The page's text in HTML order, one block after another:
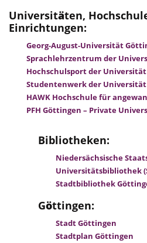
Universitäten,
Einrichtungen:
Georg-August-Universität
Sprachlehrzentrum der
Hochschulsport der Universität
Studentenwerk der Universität
HAWK Hochschule für
PFH Göttingen – Private
Bibliotheken:
Niedersächsische
Universitätsbibliothek
Stadtbibliothek
Göttingen:
Stadt Göttingen
Stadtplan Göttingen